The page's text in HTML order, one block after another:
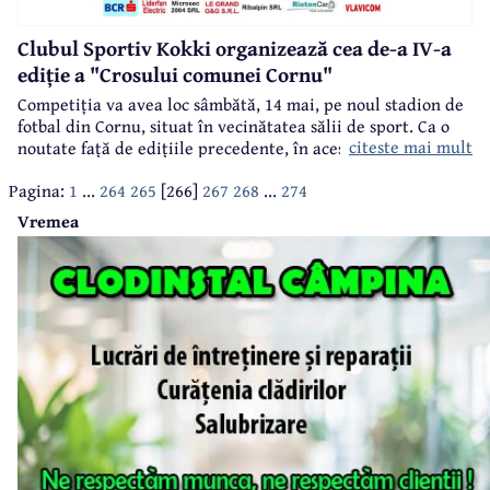
Clubul Sportiv Kokki organizează cea de-a IV-a
ediție a "Crosului comunei Cornu"
Competiția va avea loc sâmbătă, 14 mai, pe noul stadion de
fotbal din Cornu, situat în vecinătatea sălii de sport. Ca o
noutate față de edițiile precedente, în acest an s-a introdus
echipă (un adult + un copil din aceeaşi familie, indiferent
de sex) şi vor alerga în sistem de ştafetă, câte un tur de
pistă fiecare coechipier.
citeste mai mult
Pagina: 1 ... 264 265 [266] 267 268 ... 274
Vremea